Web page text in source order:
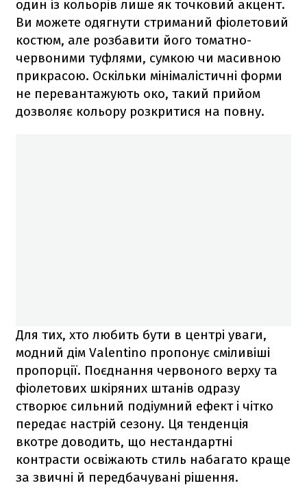
один із кольорів лише як точковий акцент.
Ви можете одягнути стриманий фіолетовий
костюм, але розбавити його томатно-
червоними туфлями, сумкою чи масивною
прикрасою. Оскільки мінімалістичні форми
не перевантажують око, такий прийом
дозволяє кольору розкритися на повну.
Для тих, хто любить бути в центрі уваги,
модний дім Valentino пропонує сміливіші
пропорції. Поєднання червоного верху та
фіолетових шкіряних штанів одразу
створює сильний подіумний ефект і чітко
передає настрій сезону. Ця тенденція
вкотре доводить, що нестандартні
контрасти освіжають стиль набагато краще
за звичні й передбачувані рішення.